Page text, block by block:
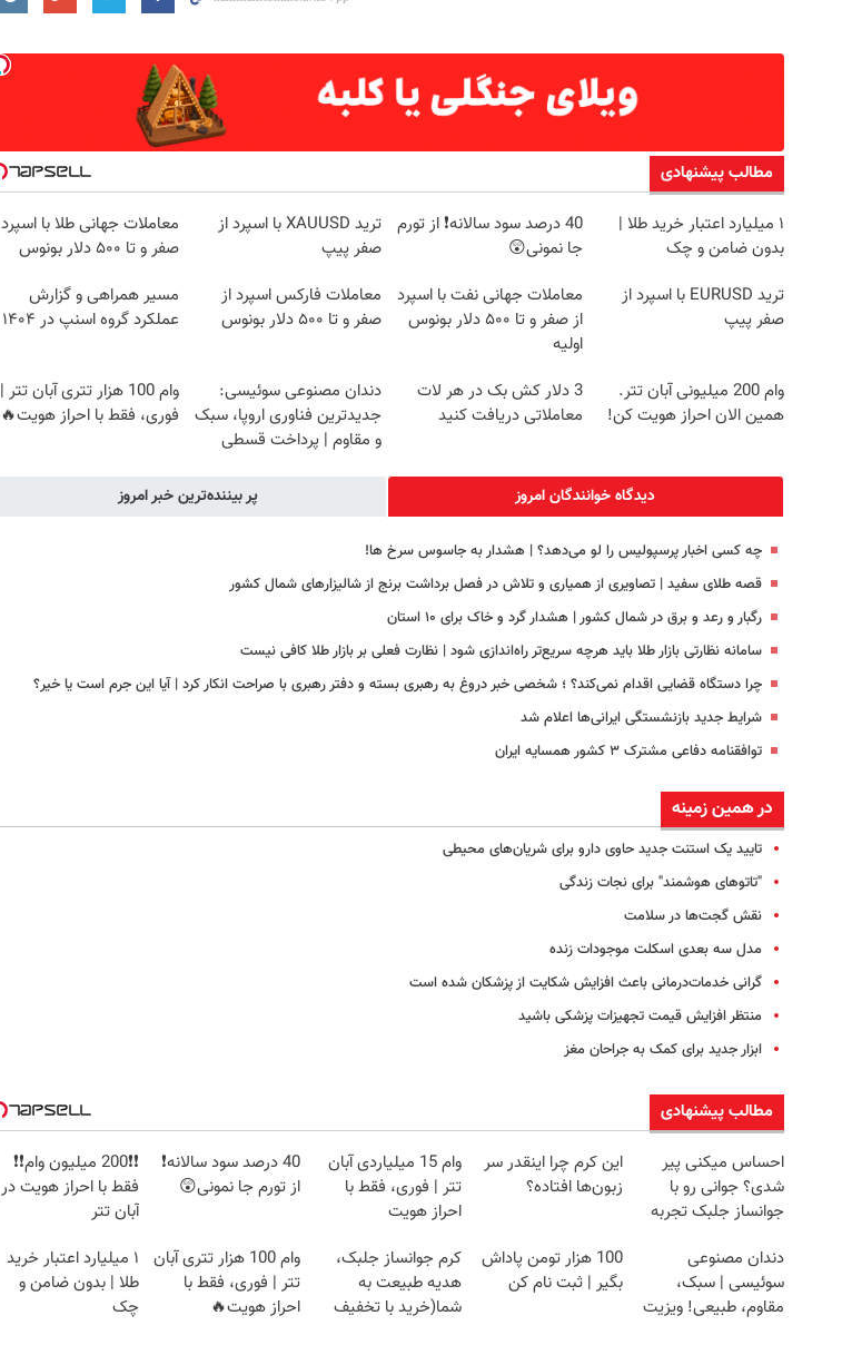
مطالب پیشنهادی
۱ میلیارد اعتبار خرید طلا |
بدون ضامن و چک
40 درصد سود سالانه❗ از تورم
جا نمونی😲
ترید XAUUSD با اسپرد از
صفر پیپ
معاملات جهانی طلا با اسپرد
صفر و تا ۵۰۰ دلار بونوس
ترید EURUSD با اسپرد از
صفر پیپ
معاملات جهانی نفت با اسپرد
از صفر و تا ۵۰۰ دلار بونوس
اولیه
معاملات فارکس اسپرد از
صفر و تا ۵۰۰ دلار بونوس
مسیر همراهی و گزارش
عملکرد گروه اسنپ در ۱۴۰۴
وام 200 میلیونی آبان تتر.
همین الان احراز هویت کن!
3 دلار کش بک در هر لات
معاملاتی دریافت کنید
دندان مصنوعی سوئیسی:
جدیدترین فناوری اروپا، سبک
و مقاوم | پرداخت قسطی
وام 100 هزار تتری آبان تتر |
فوری، فقط با احراز هویت🔥
دیدگاه خوانندگان امروز پر بیننده‌ترین خبر امروز
چه کسی اخبار پرسپولیس را لو می‌دهد؟ | هشدار به جاسوس سرخ ها!
قصه طلای سفید | تصاویری از همیاری و تلاش در فصل برداشت برنج از شالیزارهای شمال کشور
رگبار و رعد و برق در شمال کشور | هشدار گرد و خاک برای ۱۰ استان
سامانه نظارتی بازار طلا باید هرچه سریع‌تر راه‌اندازی شود | نظارت فعلی بر بازار طلا کافی نیست
چرا دستگاه قضایی اقدام نمی‌کند؟ ؛ شخصی خبر دروغ به رهبری بسته و دفتر رهبری با صراحت انکار کرد | آیا این جرم است یا خیر؟
شرایط جدید بازنشستگی ایرانی‌ها اعلام شد
توافقنامه دفاعی مشترک ۳ کشور همسایه ایران
در همین زمینه
تایید یک استنت جدید حاوی دارو برای شریان‌های محیطی
"تاتوهای هوشمند" برای نجات زندگی
نقش گجت‌ها در سلامت
مدل سه بعدی اسکلت موجودات زنده
گرانی خدمات‌درمانی باعث افزایش شکایت از پزشکان شده است
منتظر افزایش قیمت تجهیزات پزشکی باشید
ابزار جدید برای کمک به جراحان مغز
مطالب پیشنهادی
احساس میکنی پیر
شدی؟ جوانی رو با
جوانساز جلبک تجربه
این کرم چرا اینقدر سر
زبون‌ها افتاده؟
وام 15 میلیاردی آبان
تتر | فوری، فقط با
احراز هویت
40 درصد سود سالانه❗
از تورم جا نمونی😲
❗❗200 میلیون وام❗❗
فقط با احراز هویت در
آبان تتر
دندان مصنوعی
سوئیسی | سبک،
مقاوم، طبیعی! ویزیت
100 هزار تومن پاداش
بگیر | ثبت نام کن
کرم جوانساز جلبک،
هدیه طبیعت به
شما(خرید با تخفیف
وام 100 هزار تتری آبان
تتر | فوری، فقط با
احراز هویت🔥
۱ میلیارد اعتبار خرید
طلا | بدون ضامن و
چک